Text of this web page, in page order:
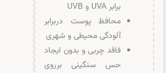
برابر UVA و UVB
محافظ پوست دربرابر
آلودگی محیطی و شهری
فاقد چربی و بدون ایجاد
حس سنگینی برروی